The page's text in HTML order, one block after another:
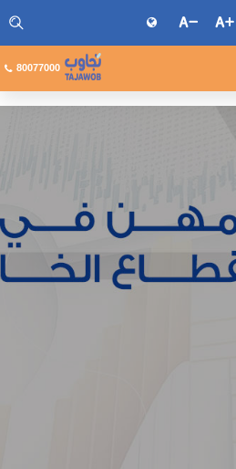
البحث فى موقع وزارة العمل 80077000